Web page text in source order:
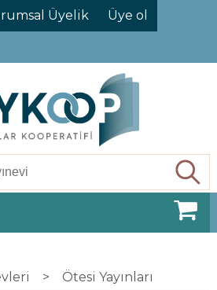
Üyelik Üye ol
> Ötesi Yayınları